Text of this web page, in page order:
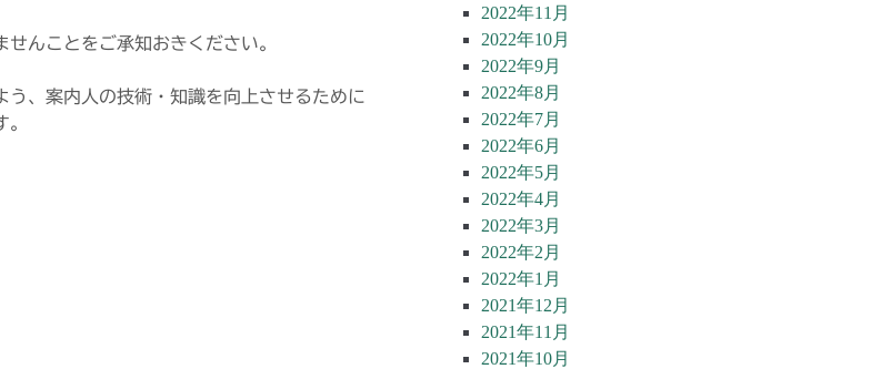
んことをご承知おきください。
、案内人の技術・知識を向上させるために
2022年11月
2022年10月
2022年9月
2022年8月
2022年7月
2022年6月
2022年5月
2022年4月
2022年3月
2022年2月
2022年1月
2021年12月
2021年11月
2021年10月